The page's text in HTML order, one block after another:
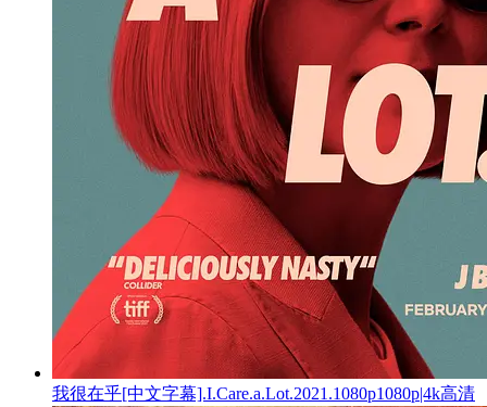
我很在乎[中文字幕].I.Care.a.Lot.2021.1080p1080p|4k高清